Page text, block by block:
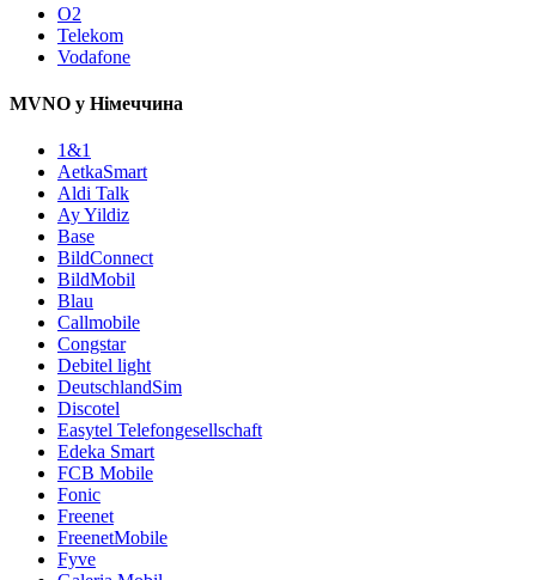
O2
Telekom
Vodafone
MVNO у Німеччина
1&1
AetkaSmart
Aldi Talk
Ay Yildiz
Base
BildConnect
BildMobil
Blau
Callmobile
Congstar
Debitel light
DeutschlandSim
Discotel
Easytel Telefongesellschaft
Edeka Smart
FCB Mobile
Fonic
Freenet
FreenetMobile
Fyve